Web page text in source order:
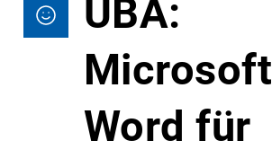
ÜBA:
Microsoft
Word für